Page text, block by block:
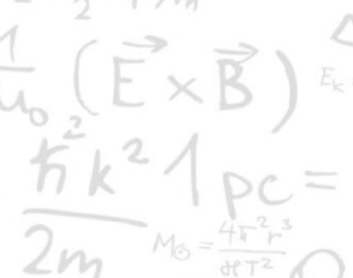
εποχή.
χαιρετισμό επίσημοι της Ημαθίας και
Γρηγόρης Μακρίδης.
για την πολύχρονη και πολλαπλή